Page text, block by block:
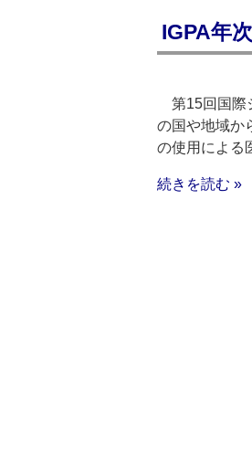
IGPA年
第15回国際
の国や地域か
の使用による
続きを読む »